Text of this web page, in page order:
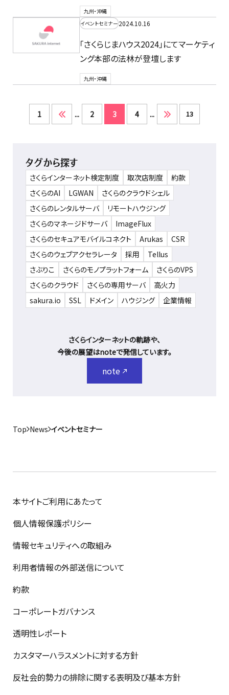
九州・沖縄
イベントセミナー2024.10.16
「さくらじまハウス2024」にてマーケティ
ング本部の法林が登壇します
九州・沖縄
1 ... 2 3 4 ... 13
タグから探す
さくらインターネット検定制度 取次店制度
約款
さくらのAI
LGWAN
さくらのクラウドシェル
さくらのレンタルサーバ
リモートハウジング
さくらのマネージドサーバ
ImageFlux
さくらのセキュアモバイルコネクト
Arukas
CSR
さくらのウェブアクセラレータ
採用
Tellus
さぶりこ
さくらのモノプラットフォーム
さくらのVPS
さくらのクラウド
さくらの専用サーバ
高火力
sakura.io
SSL ドメイン ハウジング 企業情報
さくらインターネットの軌跡や、
今後の展望はnoteで発信しています。
note
Top News イベントセミナー
本サイトご利用にあたって
個人情報保護ポリシー
情報セキュリティへの取組み
利用者情報の外部送信について
約款
コーポレートガバナンス
透明性レポート
カスタマーハラスメントに対する方針
反社会的勢力の排除に関する表明及び基本方針